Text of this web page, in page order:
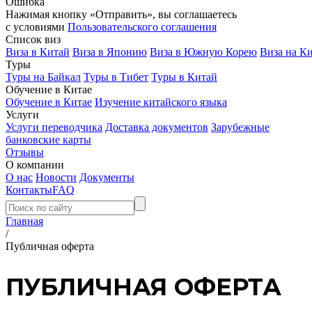
Нажимая кнопку «Отправить», вы соглашаетесь
с условиями Пользовательского соглашения
Список виз
Виза в Китай Виза в Японию Виза в Южную Корею Виза на
Туры
Туры на Байкал Туры в Тибет Туры в Китай
Обучение в Китае
Обучение в Китае Изучение китайского языка
Услуги
Услуги переводчика Доставка документов Зарубежные
банковские карты
Отзывы
О компании
О нас Новости Документы
КонтактыFAQ
Главная
/
Публичная оферта
ПУБЛИЧНАЯ ОФЕРТА